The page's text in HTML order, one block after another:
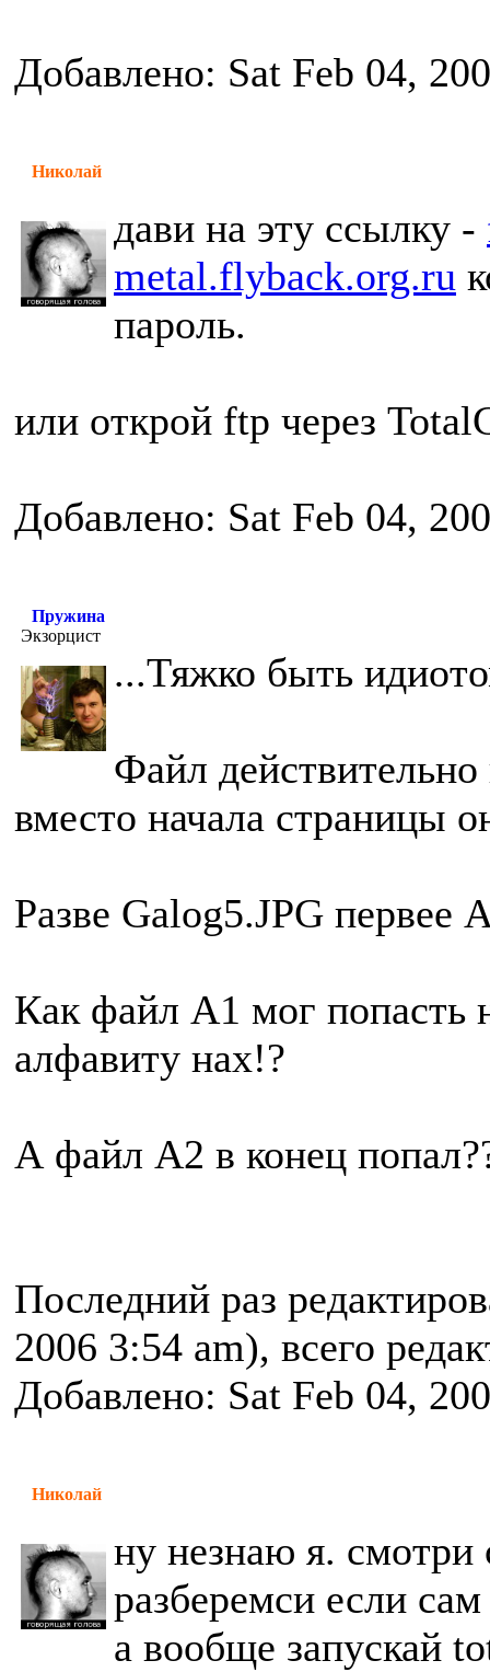
Добавлено: Sat Feb 04,
Николай
дави на эту ссылку -
metal.flyback.org.ru
пароль.
или открой ftp через
Добавлено: Sat Feb 04,
Пружина
Экзорцист
...Тяжко быть
Файл
вместо начала страницы
Разве Galog5.JPG первее
Как файл A1 мог попасть
алфавиту нах!?
А файл A2 в конец
Последний раз
2006 3:54 am), всего
Добавлено: Sat Feb 04,
Николай
ну незнаю я. смотри
разберемси если
а вообще запускай